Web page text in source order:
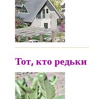
Тот, кто